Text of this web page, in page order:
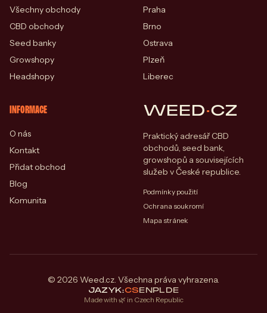
Všechny obchody
CBD obchody
Seed banky
Growshopy
Headshopy
Praha
Brno
Ostrava
Plzeň
Liberec
INFORMACE
O nás
Kontakt
Přidat obchod
Blog
Komunita
WEED·CZ
Praktický adresář CBD
obchodů, seed bank,
growshopů a souvisejících
služeb v České republice.
Podmínky použití
Ochrana soukromí
Mapa stránek
© 2026 Weed.cz. Všechna práva vyhrazena.
JAZYK:CSENPLDE
Made with 🌿 in Czech Republic